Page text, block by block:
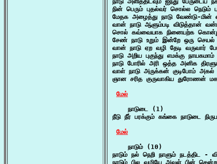
நின் பெரும் புதல்வர் சொல்ல நெடும்
மேதக அழைத்து நாடு வேண்டு-மின்
வான் நாடு ஆளும்படி விடுத்தான்
சொல் கவ்வையாக நினையற்க
சேண் நாடு உறும் இன்றே ஒரு
வான் நாடு ஏற வழி தேடி வருவார்
நாடு அறிய புகுந்து எமக்கு
நாடு போரில் அரி ஒத்த அனிக
வாள் நாடு அருக்கன் குடிபோம்
ஞான சரித குருவாகிய துரோணன்
மேல்
    நாடுடை (1)
நீடு நீர் பரக்கும் கங்கை நாடுடை
மேல்
    நாடும் (10)
நாடும் நல் நெறி நாளும் நடத்திட -
நாடும் பில வழியே அவள் பின்